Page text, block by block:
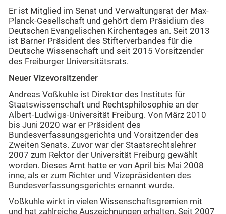
Er ist Mitglied im Senat und Verwaltungsrat der Max-
Planck-Gesellschaft und gehört dem Präsidium des
Deutschen Evangelischen Kirchentages an. Seit 2013
ist Barner Präsident des Stifterverbandes für die
Deutsche Wissenschaft und seit 2015 Vorsitzender
des Freiburger Universitätsrats.
Neuer Vizevorsitzender
Andreas Voßkuhle ist Direktor des Instituts für
Staatswissenschaft und Rechtsphilosophie an der
Albert-Ludwigs-Universität Freiburg. Von März 2010
bis Juni 2020 war er Präsident des
Bundesverfassungsgerichts und Vorsitzender des
Zweiten Senats. Zuvor war der Staatsrechtslehrer
2007 zum Rektor der Universität Freiburg gewählt
worden. Dieses Amt hatte er von April bis Mai 2008
inne, als er zum Richter und Vizepräsidenten des
Bundesverfassungsgerichts ernannt wurde.
Voßkuhle wirkt in vielen Wissenschaftsgremien mit
und hat zahlreiche Auszeichnungen erhalten. Seit 2007